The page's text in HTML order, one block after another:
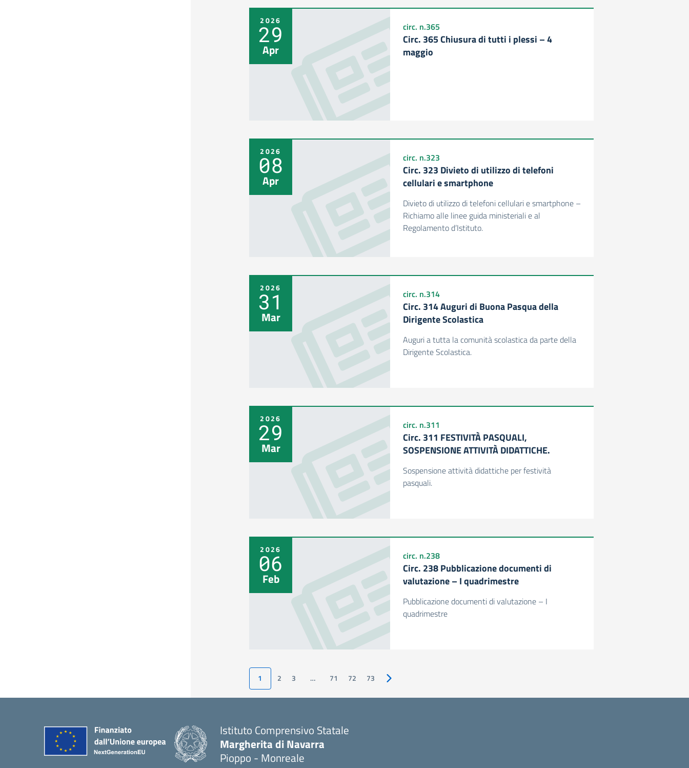
2026
29
Apr
circ. n.365
Circ. 365 Chiusura di tutti i plessi – 4
maggio
2026
08
Apr
circ. n.323
Circ. 323 Divieto di utilizzo di telefoni
cellulari e smartphone
Divieto di utilizzo di telefoni cellulari e smartphone –
Richiamo alle linee guida ministeriali e al
Regolamento d’Istituto.
2026
31
Mar
circ. n.314
Circ. 314 Auguri di Buona Pasqua della
Dirigente Scolastica
Auguri a tutta la comunità scolastica da parte della
Dirigente Scolastica.
2026
29
Mar
circ. n.311
Circ. 311 FESTIVITÀ PASQUALI,
SOSPENSIONE ATTIVITÀ DIDATTICHE.
Sospensione attività didattiche per festività
pasquali.
2026
06
Feb
circ. n.238
Circ. 238 Pubblicazione documenti di
valutazione – I quadrimestre
Pubblicazione documenti di valutazione – I
quadrimestre
1 2 3 … 71 72 73 Pagina successiva
Istituto Comprensivo Statale
Margherita di Navarra
Pioppo - Monreale